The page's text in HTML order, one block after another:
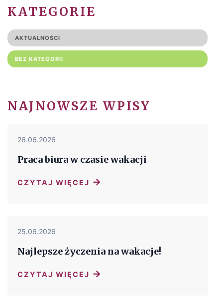
KATEGORIE
AKTUALNOŚCI
BEZ KATEGORII
NAJNOWSZE WPISY
26.06.2026
Praca biura w czasie wakacji
CZYTAJ WIĘCEJ →
25.06.2026
Najlepsze życzenia na wakacje!
CZYTAJ WIĘCEJ →